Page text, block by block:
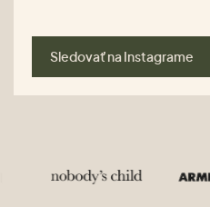
Sledovať na Instagrame